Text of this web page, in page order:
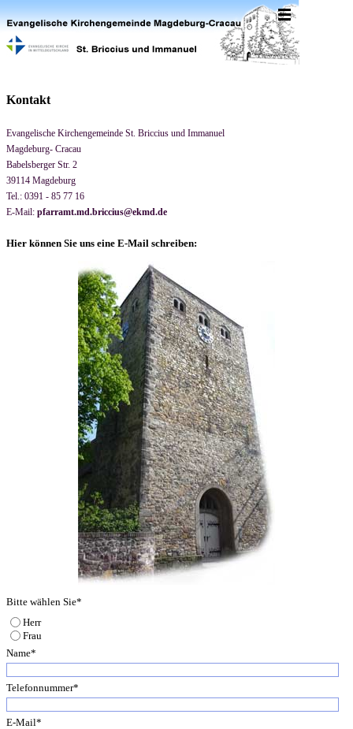
Menü überspringen
Kontakt
Evangelische Kirchengemeinde St. Briccius und Immanuel
Magdeburg- Cracau
Babelsberger Str. 2
39114 Magdeburg
Tel.: 0391 - 85 77 16
E-Mail: pfarramt.md.briccius@ekmd.de
Hier können Sie uns eine E-Mail schreiben:
Bitte wählen Sie*
Herr
Frau
Name*
Telefonnummer*
E-Mail*